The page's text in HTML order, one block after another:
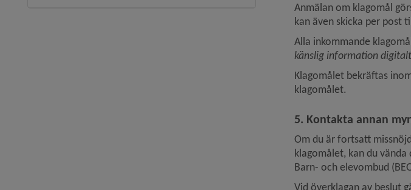
Anmälan om klagomål
kan även skicka per post
Alla inkommande
känslig information
Klagomålet bekräftas
klagomålet.
5. Kontakta annan
Om du är fortsatt
klagomålet, kan du
Barn- och elevombud
Vid överklagan av beslut